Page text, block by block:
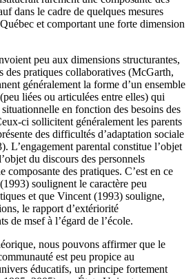
dans le cadre de quelques mesures
et comportant une forte dimension
peu aux dimensions structurantes,
des pratiques collaboratives (McGarth,
généralement la forme d’un ensemble
(peu liées ou articulées entre elles) qui
situationnelle en fonction des besoins des
ci sollicitent généralement les parents
des difficultés d’adaptation sociale
L’engagement parental constitue l’objet
du discours des personnels
composante des pratiques. C’est en ce
soulignent le caractère peu
et que Vincent (1993) souligne,
le rapport d’extériorité
de msef à l’égard de l’école.
nous pouvons affirmer que le
est peu propice au
éducatifs, un principe fortement